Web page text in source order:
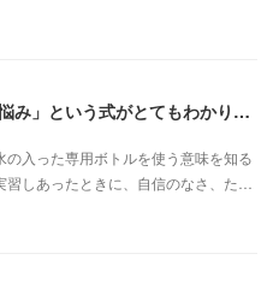
「出来事＋ネガティブな感情＝悩み」という式がとてもわかりやすかったです（埼玉県 S・Eさん）
入った専用ボトルを使う意味を知る
しあったときに、自信のなさ、た…